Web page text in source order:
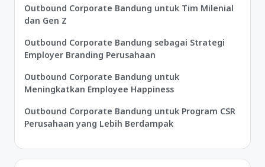
Outbound Corporate Bandung untuk Tim Milenial
dan Gen Z
Outbound Corporate Bandung sebagai Strategi
Employer Branding Perusahaan
Outbound Corporate Bandung untuk
Meningkatkan Employee Happiness
Outbound Corporate Bandung untuk Program CSR
Perusahaan yang Lebih Berdampak